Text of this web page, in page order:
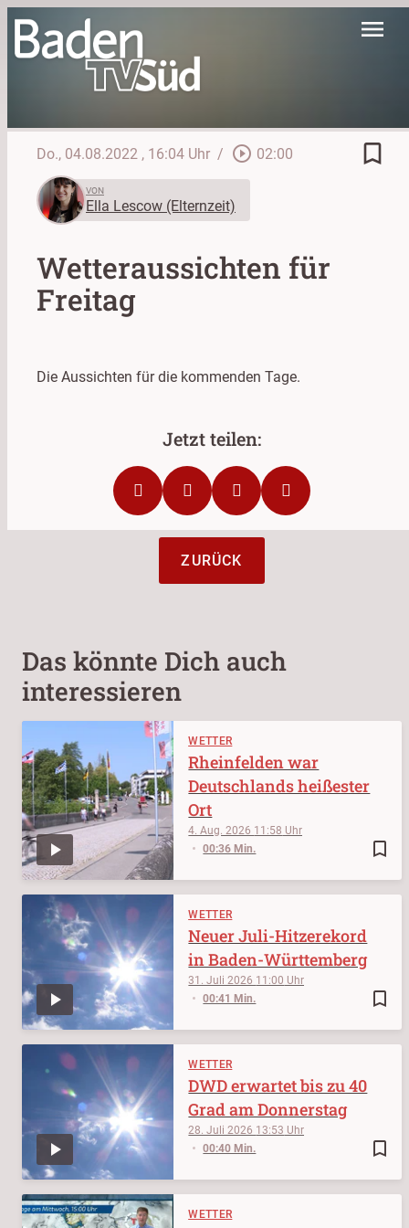
menu
Do., 04.08.2022 , 16:04 Uhr / play_circle_outline 02:00 bookmark_border
VON
Ella Lescow (Elternzeit)
Wetteraussichten für
Freitag
Die Aussichten für die kommenden Tage.
ZURÜCK
Das könnte Dich auch
interessieren
WETTER
bookmark_border
4. Aug. 2026 11:58
00:36 Min.
Rheinfelden war
Deutschlands heißester
Ort
WETTER
bookmark_border
31. Juli 2026 11:00
00:41 Min.
Neuer Juli-Hitzerekord
in Baden-Württemberg
WETTER
bookmark_border
28. Juli 2026 13:53
00:40 Min.
DWD erwartet bis zu 40
Grad am Donnerstag
WETTER